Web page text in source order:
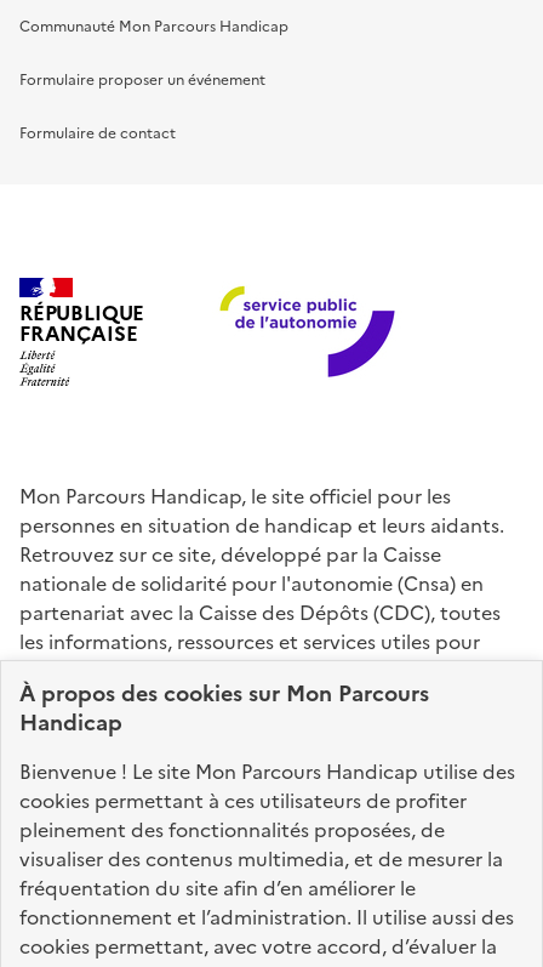
À propos descookiessur Mon Parcours
Handicap
Bienvenue ! Le site Mon Parcours Handicap utilise des
cookies permettant à ces utilisateurs de profiter
pleinement des fonctionnalités proposées, de
visualiser des contenus multimedia, et de mesurer la
fréquentation du site afin d’en améliorer le
fonctionnement et l’administration. Il utilise aussi des
cookies permettant, avec votre accord, d’évaluer la
Communauté Mon Parcours Handicap
Formulaire proposer un événement
Formulaire de contact
RÉPUBLIQUE
FRANÇAISE
Mon Parcours Handicap, le site officiel pour les
personnes en situation de handicap et leurs aidants.
Retrouvez sur ce site, développé par la Caisse
nationale de solidarité pour l'autonomie (Cnsa) en
partenariat avec la Caisse des Dépôts (CDC), toutes
les informations, ressources et services utiles pour
connaître vos droits, effectuer vos démarches,
identifier vos interlocuteurs.
Nos sites partenaires
info.gouv.fr service-public.fr legifrance.gouv.fr
data.gouv.fr
Nos partenaires